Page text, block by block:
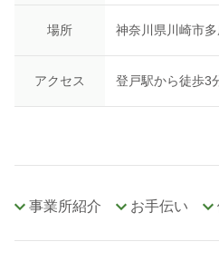
場所 神奈川県川崎市
アクセス 登戸駅から徒歩3
事業所紹介 お手伝い